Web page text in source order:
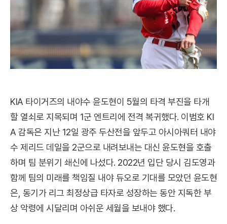
KIA 타이거즈의 내야수 윤도현이 5월의 타격 부진을 타개
할 열쇠로 지목되며 1군 엔트리에 전격 복귀했다. 이범호 KI
A 감독은 지난 12일 광주 두산전을 앞두고 아시아쿼터 내야
수 제리드 데일을 2군으로 내려보내는 대신 윤도현을 호출
하며 팀 분위기 쇄신에 나섰다. 2022년 입단 당시 김도영과
함께 팀의 미래를 책임질 내야 듀오로 기대를 모았던 윤도현
은, 동기가 리그 최정상급 타자로 성장하는 동안 지독한 부
상 악령에 시달리며 아쉬운 세월을 보내야 했다.